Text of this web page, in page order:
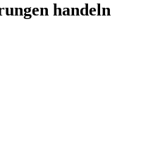
handeln